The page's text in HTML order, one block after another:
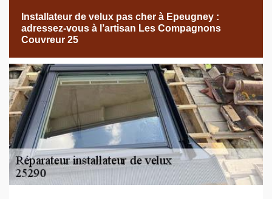
Installateur de velux pas cher à Epeugney :
adressez-vous à l’artisan Les Compagnons
Couvreur 25